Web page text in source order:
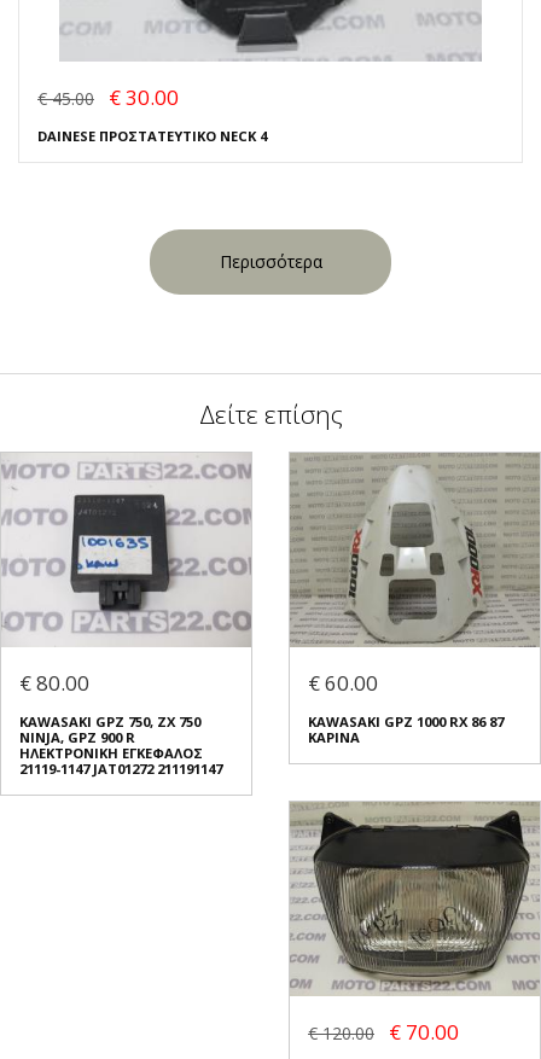
€ 45.00 € 30.00
DAINESE ΠΡΟΣΤΑΤΕΥΤΙΚΟ NECK 4
Περισσότερα
Δείτε επίσης
€ 80.00
KAWASAKI GPZ 750, ZX 750
NINJA, GPZ 900 R
ΗΛΕΚΤΡΟΝΙΚΗ ΕΓΚΕΦΑΛΟΣ
21119-1147 JAT01272 211191147
€ 60.00
KAWASAKI GPZ 1000 RX 86 87
ΚΑΡΙΝΑ
€ 120.00 € 70.00